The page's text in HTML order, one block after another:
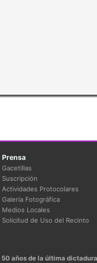
Prensa
Gacetillas
Suscripción
Actividades Protocolares
Galería Fotográfica
Medios Locales
Solicitud de Uso del Recinto
años de la última